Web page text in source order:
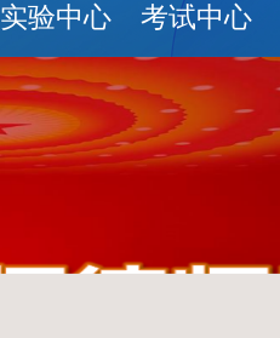
实验中心 考试中心